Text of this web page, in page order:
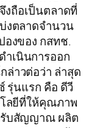
งถือเป็นตลาดที่
งตลาดจำนวน
องของ กสทช.
เนินการออก
าวต่อว่า ล่าสุด
รุ่นแรก คือ ดีวี
ลยีที่ให้คุณภาพ
รับสัญญาณ ผลิต